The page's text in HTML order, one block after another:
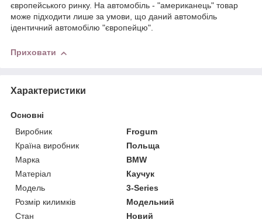
європейського ринку. На автомобіль - "американець" товар
може підходити лише за умови, що даний автомобіль
ідентичний автомобілю "європейцю".
Приховати
Характеристики
Основні
Виробник
Frogum
Країна виробник
Польща
Марка
BMW
Матеріал
Каучук
Модель
3-Series
Розмір килимків
Модельний
Стан
Новий